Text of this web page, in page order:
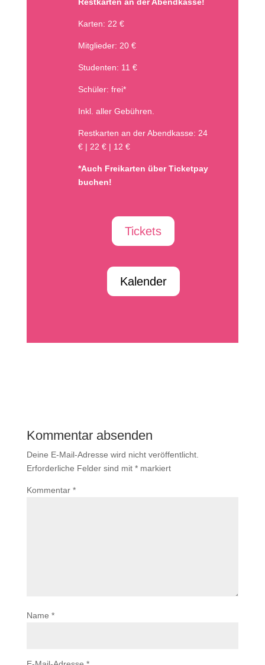
Karten: 22 €
Mitglieder: 20 €
Studenten: 11 €
Schüler: frei*
Inkl. aller Gebühren.
Restkarten an der Abendkasse: 24
€ | 22 € | 12 €
*Auch Freikarten über Ticketpay
buchen!
Tickets
Kalender
Kommentar absenden
Deine E-Mail-Adresse wird nicht veröffentlicht.
Erforderliche Felder sind mit *markiert
Kommentar *
Name *